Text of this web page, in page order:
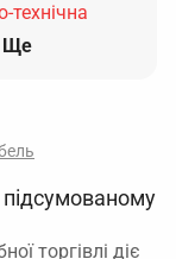
технічна
Ще
торгівлі діє